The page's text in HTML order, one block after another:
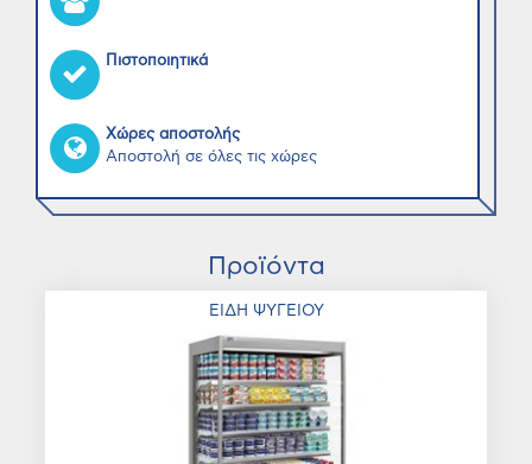
Πιστοποιητικά
Χώρες αποστολής
Αποστολή σε όλες τις χώρες
Προϊόντα
ΕΙΔΗ ΨΥΓΕΙΟΥ